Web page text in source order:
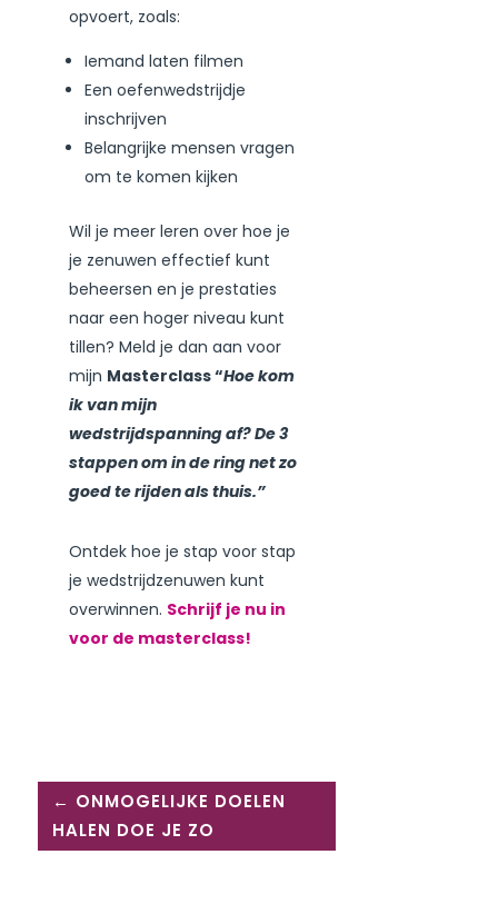
opvoert, zoals:
Iemand laten filmen
Een oefenwedstrijdje
inschrijven
Belangrijke mensen vragen
om te komen kijken
Wil je meer leren over hoe je
je zenuwen effectief kunt
beheersen en je prestaties
naar een hoger niveau kunt
tillen? Meld je dan aan voor
mijn Masterclass “Hoe kom
ik van mijn
wedstrijdspanning af? De 3
stappen om in de ring net zo
goed te rijden als thuis.”
Ontdek hoe je stap voor stap
je wedstrijdzenuwen kunt
overwinnen. Schrijf je nu in
voor de masterclass!
← ONMOGELIJKE DOELEN
HALEN DOE JE ZO